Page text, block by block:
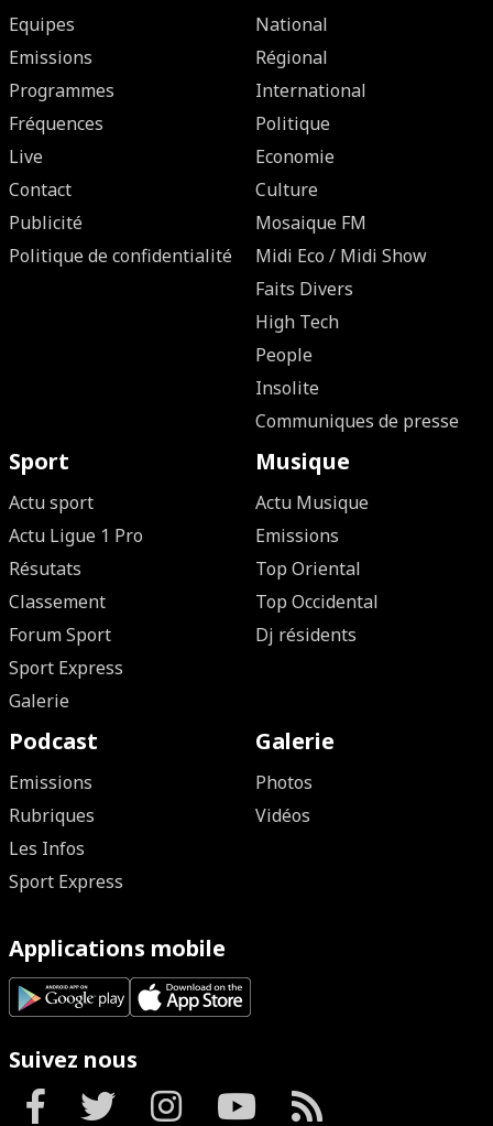
Equipes
Emissions
Programmes
Fréquences
Live
Contact
Publicité
Politique de confidentialité
National
Régional
International
Politique
Economie
Culture
Mosaique FM
Midi Eco / Midi Show
Faits Divers
High Tech
People
Insolite
Communiques de presse
Sport
Actu sport
Actu Ligue 1 Pro
Résutats
Classement
Forum Sport
Sport Express
Galerie
Musique
Actu Musique
Emissions
Top Oriental
Top Occidental
Dj résidents
Podcast
Emissions
Rubriques
Les Infos
Sport Express
Galerie
Photos
Vidéos
Applications mobile
Suivez nous